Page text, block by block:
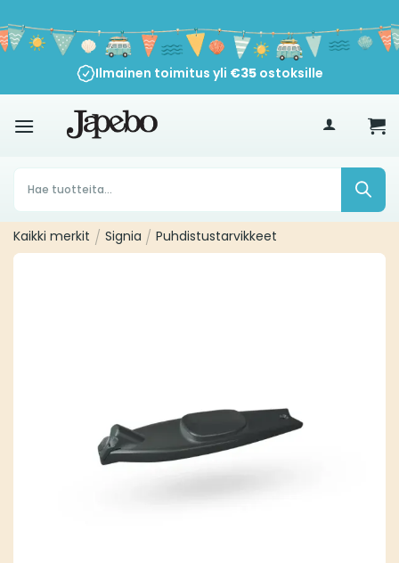
sisältöön
Ilmainen toimitus yli €35ostoksille
Products
search
Kaikki merkit / Signia / Puhdistustarvikkeet